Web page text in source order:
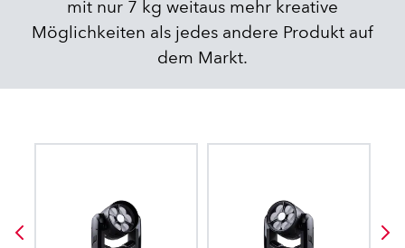
mit nur 7 kg weitaus mehr kreative
Möglichkeiten als jedes andere Produkt auf
dem Markt.